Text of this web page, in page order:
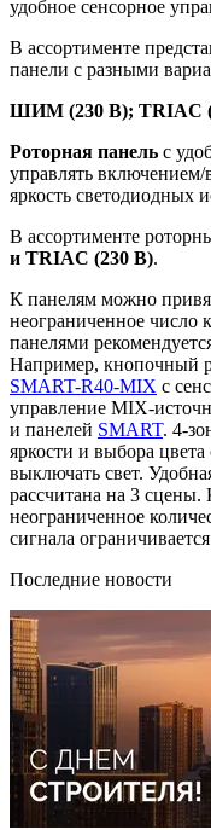
удобное сенсорное
В ассортименте
панели с разными
ШИМ (230 В); TRIAC
Роторная панель с
управлять
яркость светодиодных
В ассортименте
и TRIAC (230 В).
К панелям можно
неограниченное число
панелями
Например, кнопочный
SMART-R40-MIX с
управление MIX-
и панелей SMART. 4-
яркости и выбора
выключать свет.
рассчитана на 3
неограниченное
сигнала
Последние новости